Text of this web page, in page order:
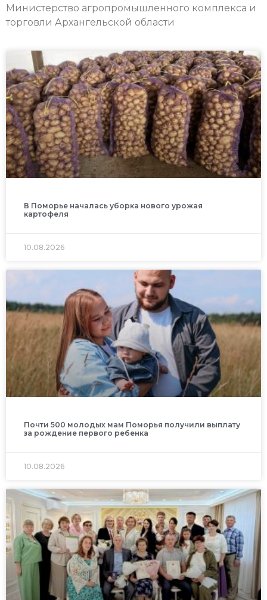
Министерство агропромышленного комплекса и
торговли Архангельской области
В Поморье началась уборка нового урожая
картофеля
10.08.2026
Почти 500 молодых мам Поморья получили выплату
за рождение первого ребенка
10.08.2026